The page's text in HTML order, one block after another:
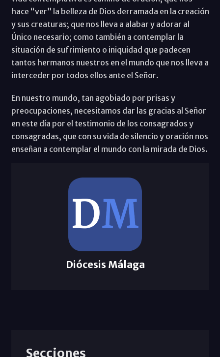
hace “ver” la belleza de Dios derramada en la creación
y sus creaturas; que nos lleva a alabar y adorar al
Único necesario; como también a contemplar la
situación de sufrimiento o iniquidad que padecen
tantos hermanos nuestros en el mundo que nos lleva a
interceder por todos ellos ante el Señor.
En nuestro mundo, tan agobiado por prisas y
preocupaciones, necesitamos dar las gracias al Señor
en este día por el testimonio de los consagrados y
consagradas, que con su vida de silencio y oración nos
enseñan a contemplar el mundo con la mirada de Dios.
Diócesis Málaga
Secciones